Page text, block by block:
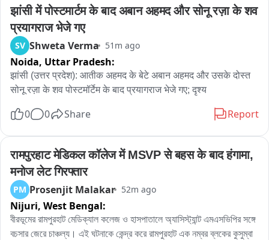
झांसी में पोस्टमार्टम के बाद अबान अहमद और सोनू रज़ा के शव
प्रयागराज भेजे गए
SV Shweta Verma 51m ago
Noida, Uttar Pradesh:
झांसी (उत्तर प्रदेश): आतीक अहमद के बेटे अबान अहमद और उसके दोस्त
सोनू रज़ा के शव पोस्टमॉर्टेम के बाद प्रयागराज भेजे गए; दृश्य
0 0 Share Report
रामपुरहाट मेडिकल कॉलेज में MSVP से बहस के बाद हंगामा,
मनोज लेट गिरफ्तार
PM Prosenjit Malakar 52m ago
Nijuri, West Bengal:
বীরভূমের রামপুরহাট মেডিক্যাল কলেজ ও হাসপাতালে অ্যাসিস্ট্যান্ট এমএসভিপির সঙ্গে
বচসার জেরে চাঞ্চল্য। এই ঘটনাকে কেন্দ্র করে রামপুরহাট এক নম্বর ব্লকের কুসুম্বা